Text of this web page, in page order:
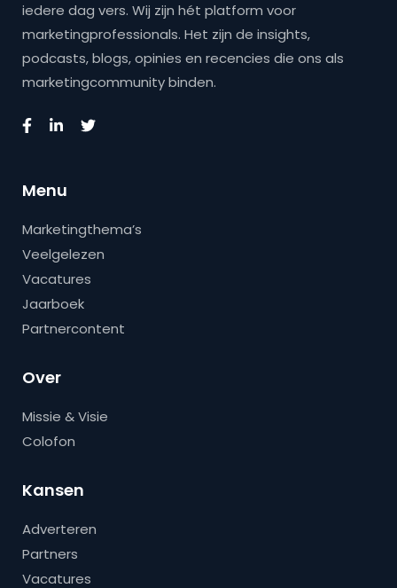
iedere dag vers. Wij zijn hét platform voor
marketingprofessionals. Het zijn de insights,
podcasts, blogs, opinies en recencies die ons als
marketingcommunity binden.
Menu
Marketingthema’s
Veelgelezen
Vacatures
Jaarboek
Partnercontent
Over
Missie & Visie
Colofon
Kansen
Adverteren
Partners
Vacatures